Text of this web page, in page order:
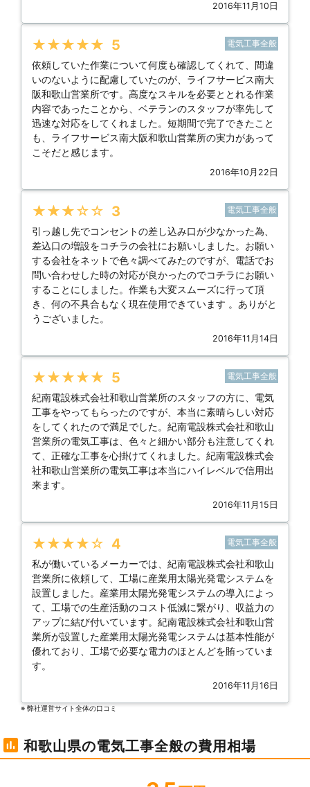
2016年11月10日
★★★★★ 5 電気工事全般
依頼していた作業について何度も確認してくれて、間違
いのないように配慮していたのが、ライフサービス南大
阪和歌山営業所です。高度なスキルを必要ととれる作業
内容であったことから、ベテランのスタッフが率先して
迅速な対応をしてくれました。短期間で完了できたこと
も、ライフサービス南大阪和歌山営業所の実力があって
こそだと感じます。
2016年10月22日
★★★★★ 3 電気工事全般
引っ越し先でコンセントの差し込み口が少なかった為、
差込口の増設をコチラの会社にお願いしました。お願い
する会社をネットで色々調べてみたのですが、電話でお
問い合わせした時の対応が良かったのでコチラにお願い
することにしました。作業も大変スムーズに行って頂
き、何の不具合もなく現在使用できています 。ありがと
うございました。
2016年11月14日
★★★★★ 5 電気工事全般
紀南電設株式会社和歌山営業所のスタッフの方に、電気
工事をやってもらったのですが、本当に素晴らしい対応
をしてくれたので満足でした。紀南電設株式会社和歌山
営業所の電気工事は、色々と細かい部分も注意してくれ
て、正確な工事を心掛けてくれました。紀南電設株式会
社和歌山営業所の電気工事は本当にハイレベルで信用出
来ます。
2016年11月15日
★★★★★ 4 電気工事全般
私が働いているメーカーでは、紀南電設株式会社和歌山
営業所に依頼して、工場に産業用太陽光発電システムを
設置しました。産業用太陽光発電システムの導入によっ
て、工場での生産活動のコスト低減に繋がり、収益力の
アップに結び付いています。紀南電設株式会社和歌山営
業所が設置した産業用太陽光発電システムは基本性能が
優れており、工場で必要な電力のほとんどを賄っていま
す。
2016年11月16日
※ 弊社運営サイト全体の⼝コミ
和歌山県の電気工事全般の費用相場